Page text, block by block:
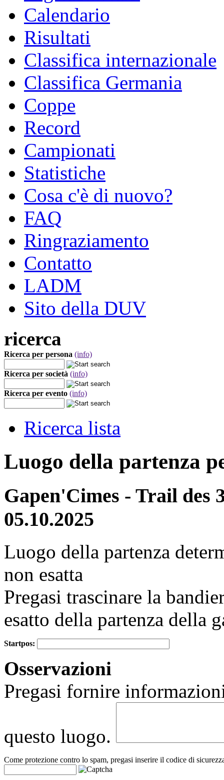
Calendario
Risultati
Classifica internazionale
Classifica Germania
Coppe
Record
Campionati
Statistiche
Cosa c'è di nuovo?
FAQ
Ringraziamento
Contatto
LADM
Sito della DUV
ricerca
Ricerca per persona (info)
Ricerca per società (info)
Ricerca per evento (info)
Ricerca lista
Luogo della partenza
Gapen'Cimes - Trail des
05.10.2025
Luogo della partenza
non esatta
Pregasi trascinare la
esatto della partenza della
−
Startpos:
Osservazioni
Pregasi fornire
questo luogo.
Come protezione contro lo spam, pregasi inserire il codice di